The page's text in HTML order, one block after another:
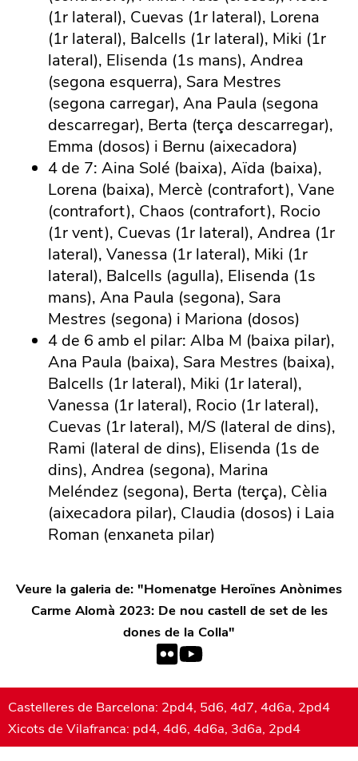
(1r lateral), Cuevas (1r lateral), Lorena
(1r lateral), Balcells (1r lateral), Miki (1r
lateral), Elisenda (1s mans), Andrea
(segona esquerra), Sara Mestres
(segona carregar), Ana Paula (segona
descarregar), Berta (terça descarregar),
Emma (dosos) i Bernu (aixecadora)
4 de 7: Aina Solé (baixa), Aïda (baixa),
Lorena (baixa), Mercè (contrafort), Vane
(contrafort), Chaos (contrafort), Rocio
(1r vent), Cuevas (1r lateral), Andrea (1r
lateral), Vanessa (1r lateral), Miki (1r
lateral), Balcells (agulla), Elisenda (1s
mans), Ana Paula (segona), Sara
Mestres (segona) i Mariona (dosos)
4 de 6 amb el pilar: Alba M (baixa pilar),
Ana Paula (baixa), Sara Mestres (baixa),
Balcells (1r lateral), Miki (1r lateral),
Vanessa (1r lateral), Rocio (1r lateral),
Cuevas (1r lateral), M/S (lateral de dins),
Rami (lateral de dins), Elisenda (1s de
dins), Andrea (segona), Marina
Meléndez (segona), Berta (terça), Cèlia
(aixecadora pilar), Claudia (dosos) i Laia
Roman (enxaneta pilar)
Veure la galeria de: "Homenatge Heroïnes Anònimes
Carme Alomà 2023: De nou castell de set de les
dones de la Colla"
Castelleres de Barcelona: 2pd4, 5d6, 4d7, 4d6a, 2pd4
Xicots de Vilafranca: pd4, 4d6, 4d6a, 3d6a, 2pd4